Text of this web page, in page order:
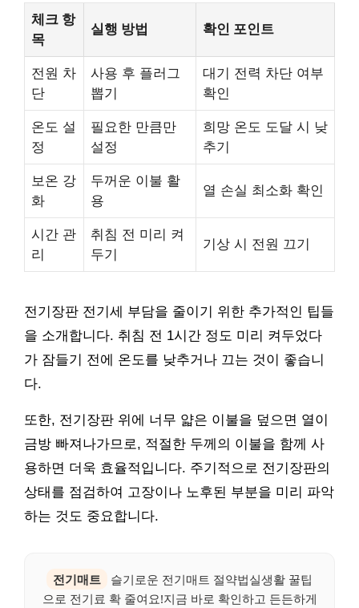
체크 항
목
실행 방법 확인 포인트
전원 차
단
사용 후 플러그
뽑기
대기 전력 차단 여부
확인
온도 설
정
필요한 만큼만
설정
희망 온도 도달 시 낮
추기
보온 강
화
두꺼운 이불 활
용
열 손실 최소화 확인
시간 관
리
취침 전 미리 켜
두기
기상 시 전원 끄기
전기장판 전기세 부담을 줄이기 위한 추가적인 팁들
을 소개합니다. 취침 전 1시간 정도 미리 켜두었다
가 잠들기 전에 온도를 낮추거나 끄는 것이 좋습니
다.
또한, 전기장판 위에 너무 얇은 이불을 덮으면 열이
금방 빠져나가므로, 적절한 두께의 이불을 함께 사
용하면 더욱 효율적입니다. 주기적으로 전기장판의
상태를 점검하여 고장이나 노후된 부분을 미리 파악
하는 것도 중요합니다.
전기매트
슬기로운 전기매트 절약법실생활 꿀팁
으로 전기료 확 줄여요!지금 바로 확인하고 든든하게